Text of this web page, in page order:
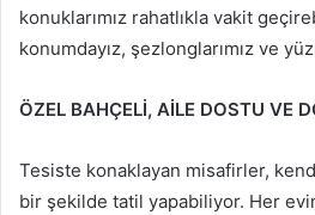
konuklarımız rahatlıkla vakit
konumdayız, şezlonglarımız ve
ÖZEL BAHÇELİ, AİLE DOSTU VE
Tesiste konaklayan misafirler,
bir şekilde tatil yapabiliyor. Her